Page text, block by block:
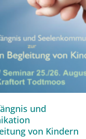
und
von Kindern